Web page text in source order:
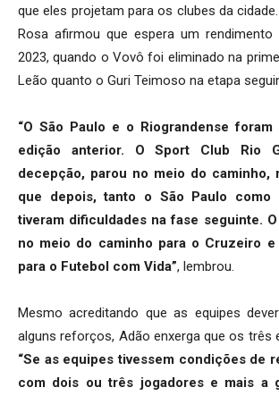
que eles projetam para os clubes da
Rosa afirmou que espera um
2023, quando o Vovô foi eliminado na
Leão quanto o Guri Teimoso na etapa
“O São Paulo e o Riograndense
edição anterior. O Sport Club Rio
decepção, parou no meio do caminho,
que depois, tanto o São Paulo como
tiveram dificuldades na fase seguinte.
no meio do caminho para o Cruzeiro e
para o Futebol com Vida”, lembrou.
Mesmo acreditando que as equipes
alguns reforços, Adão enxerga que os três
“Se as equipes tivessem condições de
com dois ou três jogadores e mais a